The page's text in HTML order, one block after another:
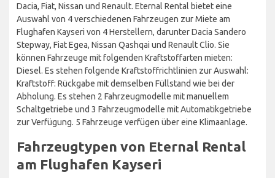
Dacia, Fiat, Nissan und Renault. Eternal Rental bietet eine
Auswahl von 4 verschiedenen Fahrzeugen zur Miete am
Flughafen Kayseri von 4 Herstellern, darunter Dacia Sandero
Stepway, Fiat Egea, Nissan Qashqai und Renault Clio. Sie
können Fahrzeuge mit folgenden Kraftstoffarten mieten:
Diesel. Es stehen folgende Kraftstoffrichtlinien zur Auswahl:
Kraftstoff: Rückgabe mit demselben Füllstand wie bei der
Abholung. Es stehen 2 Fahrzeugmodelle mit manuellem
Schaltgetriebe und 3 Fahrzeugmodelle mit Automatikgetriebe
zur Verfügung. 5 Fahrzeuge verfügen über eine Klimaanlage.
Fahrzeugtypen von Eternal Rental
am Flughafen Kayseri